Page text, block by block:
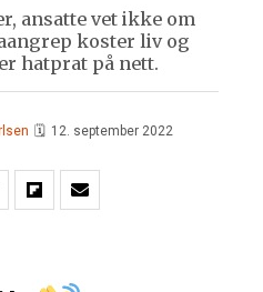
ansatte vet ikke om
koster liv og
hatprat på nett.
🗓 12. september 2022